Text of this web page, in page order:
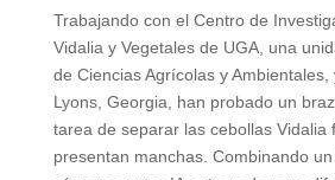
Trabajando con el Centro de
Vidalia y Vegetales de UGA, una
de Ciencias Agrícolas y Ambientales,
Lyons, Georgia, han probado un
tarea de separar las cebollas Vidalia
presentan manchas. Combinando